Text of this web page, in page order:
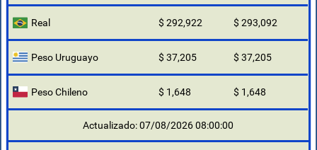
Real $ 292,922 $ 293,092
Peso Uruguayo $ 37,205 $ 37,205
Peso Chileno $ 1,648 $ 1,648
Actualizado: 07/08/2026 08:00:00